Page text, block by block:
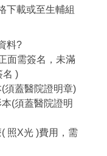
下載或至生輔組
料?
面需簽名，未滿
名 )
須蓋醫院證明章)
(須蓋醫院證明
照X光 )費用，需